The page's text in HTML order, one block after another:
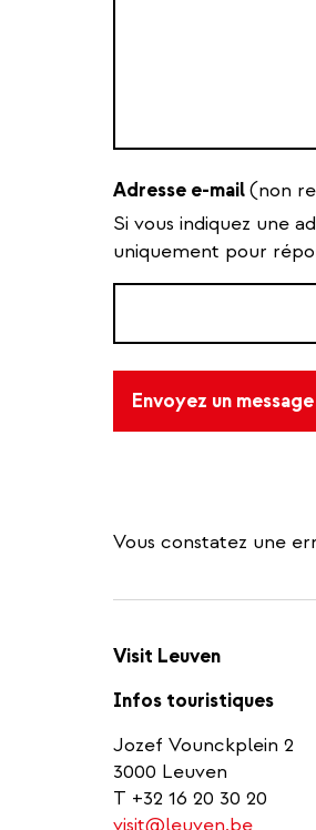
Adresse e-mail(non
Si vous indiquez une
uniquement pour
Envoyez un message
Vous constatez une
Visit Leuven
Infos touristiques
Jozef Vounckplein 2
3000 Leuven
T +32 16 20 30 20